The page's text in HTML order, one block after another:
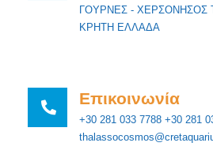
ΓΟΥΡΝΕΣ - ΧΕΡΣΟΝΗΣΟΣ
ΚΡΗΤΗ ΕΛΛΑΔΑ
Επικοινωνία
+30 281 033 7788 +30 281